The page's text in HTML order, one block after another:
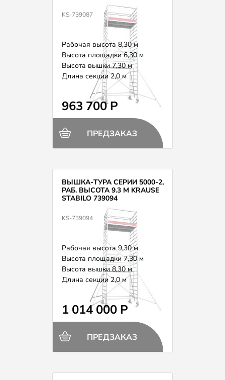
KS-739087
Рабочая высота 8,30 м
Высота площадки 6,30 м
Высота вышки 7,30 м
Длина секции 2,0 м
Вес 246,0 кг
963 700 Р
ПРЕДЗАКАЗ
ВЫШКА-ТУРА СЕРИИ 5000-2,
РАБ. ВЫСОТА 9.3 М KRAUSE
STABILO 739094
KS-739094
Рабочая высота 9,30 м
Высота площадки 7,30 м
Высота вышки 8,30 м
Длина секции 2,0 м
Вес 258,0 кг
1 014 000 Р
ПРЕДЗАКАЗ